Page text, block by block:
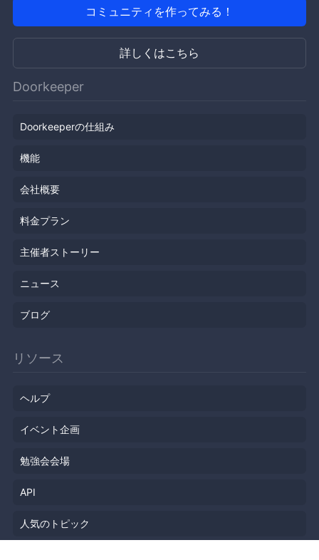
コミュニティを作ってみる！
詳しくはこちら
Doorkeeper
Doorkeeperの仕組み
機能
会社概要
料金プラン
主催者ストーリー
ニュース
ブログ
リソース
ヘルプ
イベント企画
勉強会会場
API
人気のトピック